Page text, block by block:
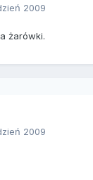
2009
żarówki.
2009